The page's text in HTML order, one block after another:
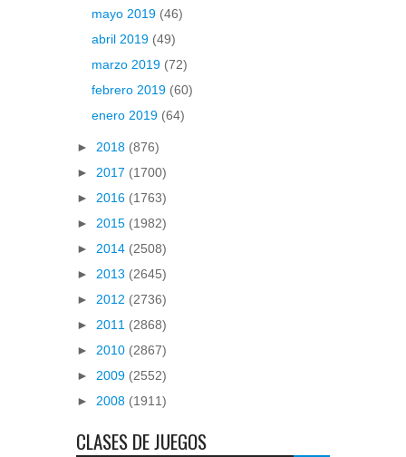
mayo 2019 (46)
abril 2019 (49)
marzo 2019 (72)
febrero 2019 (60)
enero 2019 (64)
► 2018 (876)
► 2017 (1700)
► 2016 (1763)
► 2015 (1982)
► 2014 (2508)
► 2013 (2645)
► 2012 (2736)
► 2011 (2868)
► 2010 (2867)
► 2009 (2552)
► 2008 (1911)
CLASES DE JUEGOS